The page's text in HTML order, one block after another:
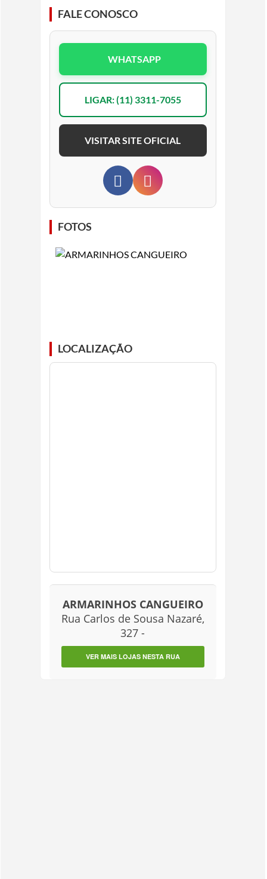
FALE CONOSCO
WHATSAPP
LIGAR: (11) 3311-7055
VISITAR SITE OFICIAL
FOTOS
LOCALIZAÇÃO
ARMARINHOS CANGUEIRO
Rua Carlos de Sousa Nazaré,
327 -
VER MAIS LOJAS NESTA RUA